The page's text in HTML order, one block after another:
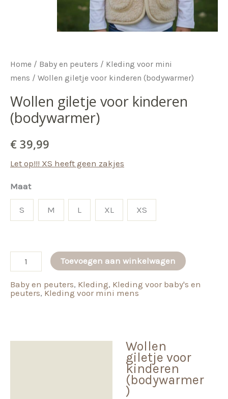
Home / Baby en peuters / Kleding voor mini
mens / Wollen giletje voor kinderen (bodywarmer)
Wollen giletje voor kinderen
(bodywarmer)
€ 39,99
Let op!!! XS heeft geen zakjes
Maat
S M L XL XS
Wollen
giletje
voor
kinderen
Toevoegen aan winkelwagen
Baby en peuters, Kleding, Kleding voor baby's en
peuters, Kleding voor mini mens
Wollen
giletje voor
kinderen
(bodywarmer
)